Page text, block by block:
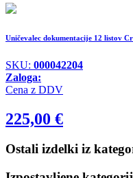
Uničevalec dokumentacije 12 listov
SKU: 000042204
Zaloga:
Cena z DDV
225,00 €
Ostali izdelki iz